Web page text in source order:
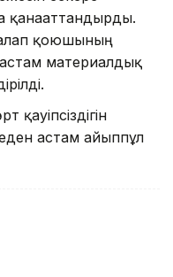
қоюшының
материалдық
қауіпсіздігін
астам айыппұл